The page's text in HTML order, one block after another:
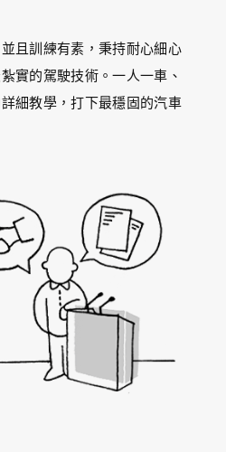
且訓練有素，秉持耐心細心
實的駕駛技術。一人一車、
細教學，打下最穩固的汽車